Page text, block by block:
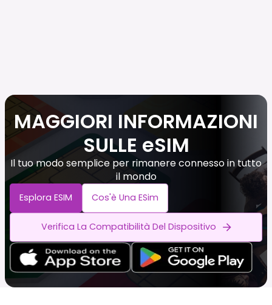
MAGGIORI INFORMAZIONI
SULLE eSIM
Il tuo modo semplice per rimanere connesso in tutto
il mondo
Esplora ESIM Cos'è Una ESim
Verifica La Compatibilità Del Dispositivo